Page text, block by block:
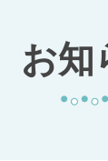
お知